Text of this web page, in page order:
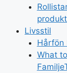
Livsstil
Hårfön
What